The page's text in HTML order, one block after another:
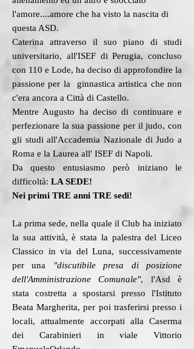
l'amore....amore che ha visto la nascita di
questa ASD.
Caterina attraverso il suo piano di studi
universitario, all'ISEF di Perugia, concluso
con 110 e Lode, ha deciso di approfondire la
passione per la ginnastica artistica che non
c'era ancora a Città di Castello.
Mentre Augusto ha deciso di continuare e
perfezionare la sua passione per il judo, con
gli studi all'Accademia Nazionale di Judo a
Roma e la Laurea all' ISEF di Napoli.
Da questo entusiasmo però iniziano le
difficoltà: LA SEDE!
Nei primi TRE anni TRE sedi!
La prima sede, nella quale il Club ha iniziato
la sua attività, è stata la palestra del Liceo
Classico in via del Luna, successivamente
per una
"discutibile presa di posizione
dell'Amministrazione Comunale", l'Asd è
stata costretta a spostarsi presso l'Istituto
Beata Margherita, per poi trasferirsi presso i
locali, attualmente accorpati alla
Caserma
dei Carabinieri in viale Vittorio